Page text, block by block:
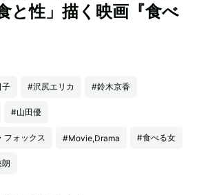
と性」描く映画『食べ
子 #沢尻エリカ #鈴木京香
#山田優
フォックス #Movie,Drama #食べる女